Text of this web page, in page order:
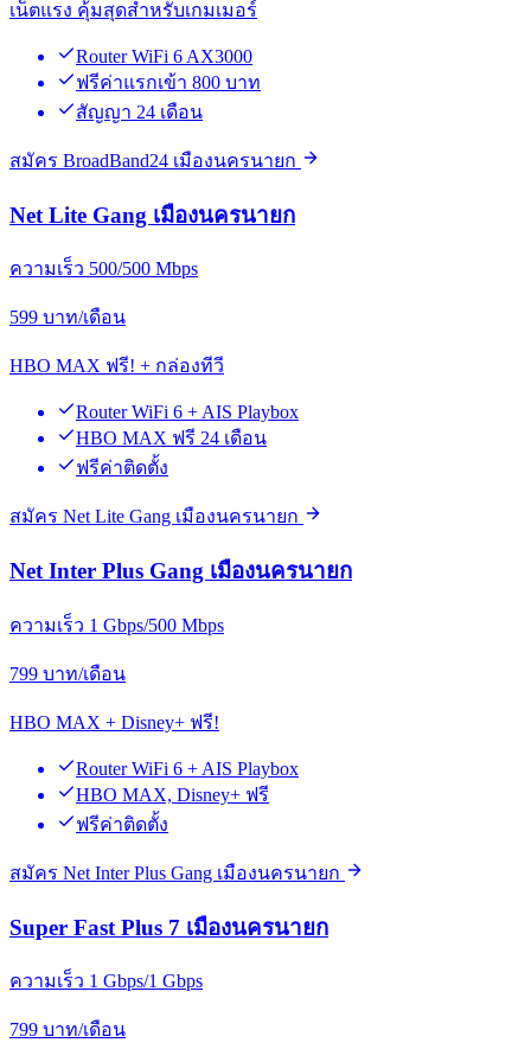
เน็ตแรง คุ้มสุดสำหรับเกมเมอร์
Router WiFi 6 AX3000
ฟรีค่าแรกเข้า 800 บาท
สัญญา 24 เดือน
สมัคร BroadBand24 เมืองนครนายก
Net Lite Gang เมืองนครนายก
ความเร็ว 500/500 Mbps
599 บาท/เดือน
HBO MAX ฟรี! + กล่องทีวี
Router WiFi 6 + AIS Playbox
HBO MAX ฟรี 24 เดือน
ฟรีค่าติดตั้ง
สมัคร Net Lite Gang เมืองนครนายก
Net Inter Plus Gang เมืองนครนายก
ความเร็ว 1 Gbps/500 Mbps
799 บาท/เดือน
HBO MAX + Disney+ ฟรี!
Router WiFi 6 + AIS Playbox
HBO MAX, Disney+ ฟรี
ฟรีค่าติดตั้ง
สมัคร Net Inter Plus Gang เมืองนครนายก
Super Fast Plus 7 เมืองนครนายก
ความเร็ว 1 Gbps/1 Gbps
799 บาท/เดือน